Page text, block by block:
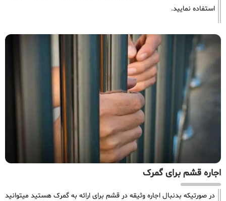
استفاده نمایید.
اجاره قشم برای گمرک
در صورتیکه بدنبال اجاره وثیقه در قشم برای ارائه به گمرک هستید میتوانید